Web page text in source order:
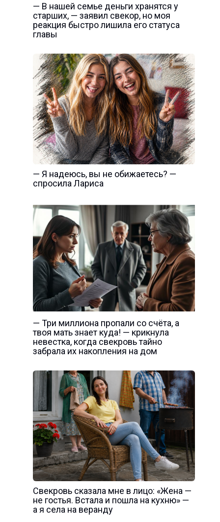
— В нашей семье деньги хранятся у
старших, — заявил свекор, но моя
реакция быстро лишила его статуса
главы
— Я надеюсь, вы не обижаетесь? —
спросила Лариса
— Три миллиона пропали со счёта, а
твоя мать знает куда! — крикнула
невестка, когда свекровь тайно
забрала их накопления на дом
Свекровь сказала мне в лицо: «Жена —
не гостья. Встала и пошла на кухню» —
а я села на веранду